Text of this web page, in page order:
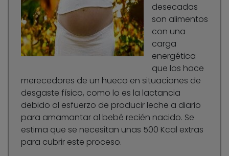
desecadas
son alimentos
con una
carga
energética
que los hace
merecedores de un hueco en situaciones de
desgaste físico, como lo es la lactancia
debido al esfuerzo de producir leche a diario
para amamantar al bebé recién nacido. Se
estima que se necesitan unas 500 Kcal extras
para cubrir este proceso.